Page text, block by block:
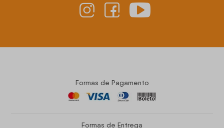
Formas de Pagamento
Formas de Entrega